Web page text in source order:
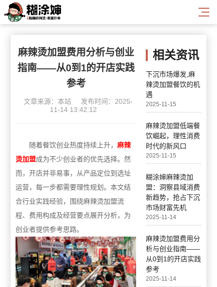
麻辣烫加盟费用分析与创业
指南——从0到1的开店实践
参考
文章来源：本站
发布时间：2025-
11-14 13:42:12
随着餐饮创业热度持续上升，麻辣
烫加盟成为不少创业者的优先选择。然
而，开店并非易事，从产品定位到选址
运营，每一步都需要理性规划。本文结
合行业实践经验，围绕麻辣烫加盟流
程、费用构成及经营要点展开分析，为
创业者提供参考思路。
相关资讯
下沉市场爆发,麻
辣烫加盟餐饮的机
遇
2025-11-15
麻辣烫加盟低端餐
饮崛起，理性消费
时代的新风口
2025-11-15
糊涂婶麻辣烫加
盟：洞察县域消费
新趋势，抢占下沉
市场财富先机
2025-11-14
麻辣烫加盟费用分
析与创业指南——
从0到1的开店实践
参考
2025-11-14